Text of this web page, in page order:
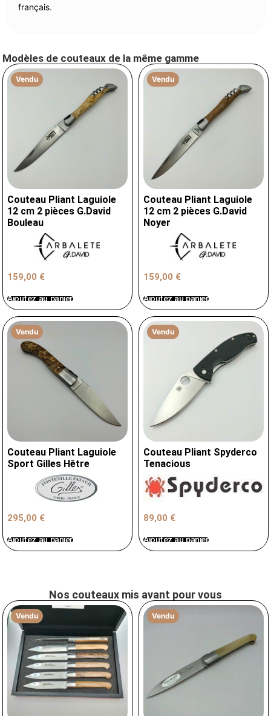
français.
Modèles de couteaux de la même gamme
Vendu
Couteau Pliant Laguiole
12 cm 2 pièces G.David
Bouleau
159,00 €
Ajoutez au panier
Vendu
Couteau Pliant Laguiole
12 cm 2 pièces G.David
Noyer
159,00 €
Ajoutez au panier
Vendu
Couteau Pliant Laguiole
Sport Gilles Hêtre
295,00 €
Ajoutez au panier
Vendu
Couteau Pliant Spyderco
Tenacious
89,00 €
Ajoutez au panier
Nos couteaux mis avant pour vous
Vendu Vendu